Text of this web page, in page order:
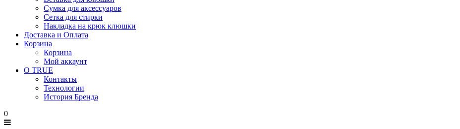
Сумка для аксессуаров
Сетка для стирки
Накладка на крюк клюшки
Доставка и Оплата
Корзина
Корзина
Мой аккаунт
О TRUE
Контакты
Технологии
История Бренда
0